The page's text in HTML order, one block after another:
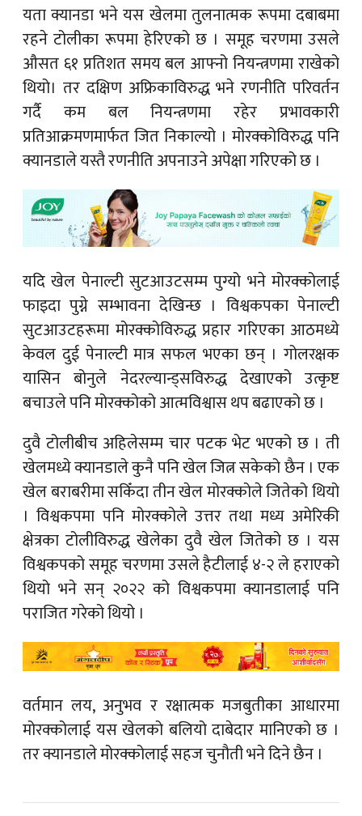
यता क्यानडा भने यस खेलमा तुलनात्मक रूपमा दबाबमा
रहने टोलीका रूपमा हेरिएको छ । समूह चरणमा उसले
औसत ६१ प्रतिशत समय बल आफ्नो नियन्त्रणमा राखेको
थियो। तर दक्षिण अफ्रिकाविरुद्ध भने रणनीति परिवर्तन
गर्दै कम बल नियन्त्रणमा रहेर प्रभावकारी
प्रतिआक्रमणमार्फत जित निकाल्यो । मोरक्कोविरुद्ध पनि
क्यानडाले यस्तै रणनीति अपनाउने अपेक्षा गरिएको छ ।
यदि खेल पेनाल्टी सुटआउटसम्म पुग्यो भने मोरक्कोलाई
फाइदा पुग्ने सम्भावना देखिन्छ । विश्वकपका पेनाल्टी
सुटआउटहरूमा मोरक्कोविरुद्ध प्रहार गरिएका आठमध्ये
केवल दुई पेनाल्टी मात्र सफल भएका छन् । गोलरक्षक
यासिन बोनुले नेदरल्यान्ड्सविरुद्ध देखाएको उत्कृष्ट
बचाउले पनि मोरक्कोको आत्मविश्वास थप बढाएको छ ।
दुवै टोलीबीच अहिलेसम्म चार पटक भेट भएको छ । ती
खेलमध्ये क्यानडाले कुनै पनि खेल जित्न सकेको छैन । एक
खेल बराबरीमा सकिँदा तीन खेल मोरक्कोले जितेको थियो
। विश्वकपमा पनि मोरक्कोले उत्तर तथा मध्य अमेरिकी
क्षेत्रका टोलीविरुद्ध खेलेका दुवै खेल जितेको छ । यस
विश्वकपको समूह चरणमा उसले हैटीलाई ४-२ ले हराएको
थियो भने सन् २०२२ को विश्वकपमा क्यानडालाई पनि
पराजित गरेको थियो ।
वर्तमान लय, अनुभव र रक्षात्मक मजबुतीका आधारमा
मोरक्कोलाई यस खेलको बलियो दाबेदार मानिएको छ ।
तर क्यानडाले मोरक्कोलाई सहज चुनौती भने दिने छैन ।